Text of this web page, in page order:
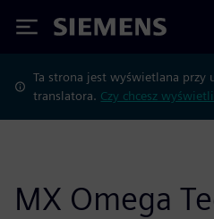
Siemens
Ta strona jest wyświetlana przy
translatora. Czy chcesz
MX Omega